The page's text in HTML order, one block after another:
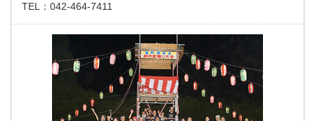
TEL： 042-464-7411